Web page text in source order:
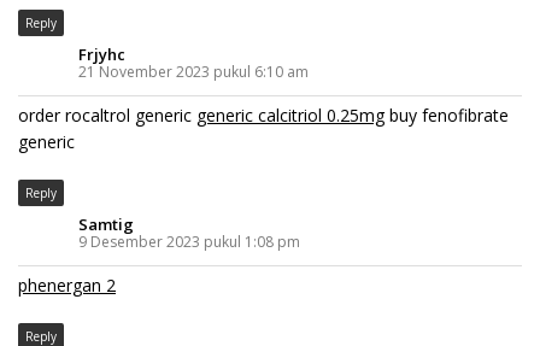
Reply
Frjyhc
21 November 2023 pukul 6:10 am
order rocaltrol generic generic calcitriol 0.25mgbuy fenofibrate
generic
Reply
Samtig
9 Desember 2023 pukul 1:08 pm
phenergan 2
Reply